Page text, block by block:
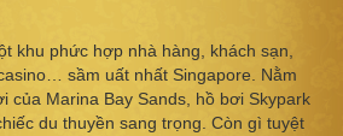
khu phức hợp nhà hàng, khách sạn,
sầm uất nhất Singapore. Nằm
của Marina Bay Sands, hồ bơi Skypark
du thuyền sang trọng. Còn gì tuyệt